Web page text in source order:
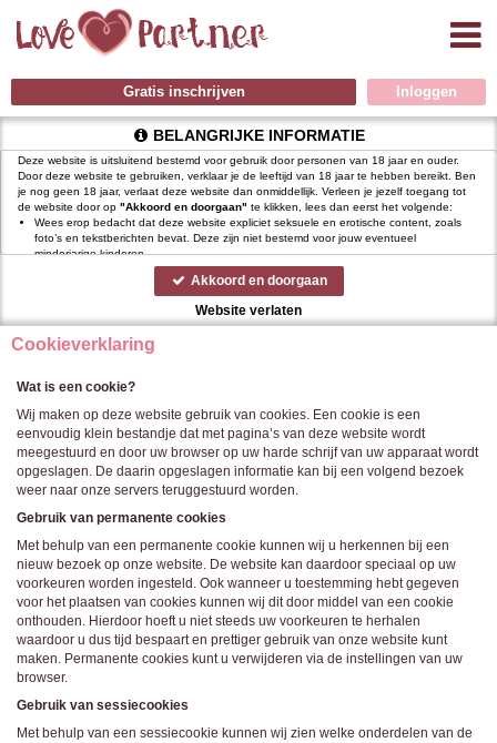
Gratis inschrijven
BELANGRIJKE INFORMATIE
Deze website is uitsluitend bestemd voor gebruik door personen van 18 jaar en ouder.
Door deze website te gebruiken, verklaar je de leeftijd van 18 jaar te hebben bereikt. Ben
je nog geen 18 jaar, verlaat deze website dan onmiddellijk. Verleen je jezelf toegang tot
de website door op "Akkoord en doorgaan" te klikken, lees dan eerst het volgende:
Wees erop bedacht dat deze website expliciet seksuele en erotische content, zoals
foto’s en tekstberichten bevat. Deze zijn niet bestemd voor jouw eventueel
minderjarige kinderen.
gebruikt functionele, analytische cookies, social media cookies en
vergelijkbare technieken, zoals Google Webmaster Tools, Google Analytics, Alexa
Certify, Yandex, Hotjar, Histats en Statcounter die automatisch gegevens kunnen
verzamelen wanneer je de website bezoekt. De gegevens verkregen uit de cookies,
teneinde het voor
achternaam, e-mailadres, huis- of werkadres, telefoonnummer of andere naar jou
herleidbare gegevens op deze website.
Zet iemand jou onder druk op deze website, bijvoorbeeld om persoonlijke of financiële
gegevens te verstrekken? Stop dan meteen met het communiceren met deze persoon.
Let er ook op dat mensen in staat zijn op een listige manier dergelijke gegevens van je
te verkrijgen. Communiceer daarom altijd oplettend en voorzichtig via deze website.
Voorkom dat jouw minderjarige kinderen met erotische of anderszins voor minderjarigen
Installeer programma’s voor ouderlijk toezicht op jouw apparaat
Norton . Deze programma’s werken zodanig dat toegang tot specifieke websites en
online inhoud worden geblokkeerd. Vaak blokkeren deze programma’s standaard al
een groot aantal websites waarvan algemeen verondersteld wordt dat deze
ongeschikt zijn voor minderjarigen. Door middel van updates kunnen daar steeds
nieuwe websites aan worden toegevoegd.
Neem contact op met jouw internetprovider. Er zijn internetproviders die het mogelijk
maken dat bepaalde informatie van internet wordt gefilterd. Je kunt jouw
internetprovider raadplegen om na te vragen of deze service ook voor jou mogelijk
is.
zodat je kunt zien welke websites door jouw minderjarige kinderen zijn bezocht.
aan te spreken, kun je jouw kinderen leren dat de websites niet voor hun geschikt
Akkoord en doorgaan
Website verlaten
Cookieverklaring
Wat is een cookie?
Wij maken op deze website gebruik van cookies. Een cookie is een
eenvoudig klein bestandje dat met pagina’s van deze website wordt
meegestuurd en door uw browser op uw harde schrijf van uw apparaat wordt
opgeslagen. De daarin opgeslagen informatie kan bij een volgend bezoek
weer naar onze servers teruggestuurd worden.
Gebruik van permanente cookies
Met behulp van een permanente cookie kunnen wij u herkennen bij een
nieuw bezoek op onze website. De website kan daardoor speciaal op uw
voorkeuren worden ingesteld. Ook wanneer u toestemming hebt gegeven
voor het plaatsen van cookies kunnen wij dit door middel van een cookie
onthouden. Hierdoor hoeft u niet steeds uw voorkeuren te herhalen
waardoor u dus tijd bespaart en prettiger gebruik van onze website kunt
maken. Permanente cookies kunt u verwijderen via de instellingen van uw
browser.
Gebruik van sessiecookies
Met behulp van een sessiecookie kunnen wij zien welke onderdelen van de